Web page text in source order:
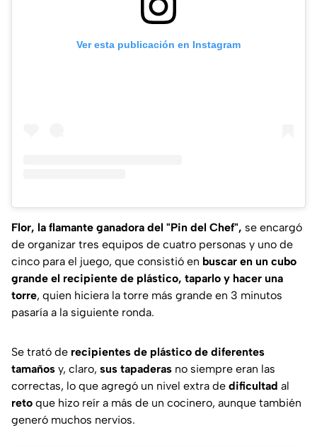
Ver esta publicación en Instagram
Flor, la flamante ganadora del "Pin del Chef", se encargó
de organizar tres equipos de cuatro personas y uno de
cinco para el juego, que consistió en buscar en un cubo
grande el recipiente de plástico, taparlo y hacer una
torre, quien hiciera la torre más grande en 3 minutos
pasaría a la siguiente ronda.
Se trató de recipientes de plástico de diferentes
tamaños y, claro, sus tapaderas no siempre eran las
correctas, lo que agregó un nivel extra de dificultad al
reto que hizo reír a más de un cocinero, aunque también
generó muchos nervios.